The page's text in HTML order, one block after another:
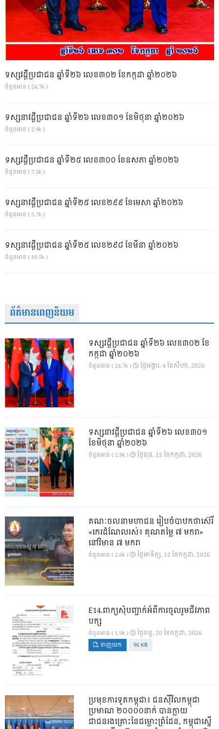
ទស្សវដ្តីប្រជាជន ឆ្នាំទី២៦ លេខ៣០២ ខែកក្កដា ឆ្នាំ២០២៦
ចំនួនអាន ( 24.7k )
ទស្សនាវដ្ដីប្រជាជន ឆ្នាំទី២៦ លេខ៣០១ ខែមិថុនា ឆ្នាំ២០២៦
ចំនួនអាន ( 2.9k )
ទស្សវដ្តីប្រជាជន ឆ្នាំទី២៥ លេខ៣០០ ខែឧសភា ឆ្នាំ២០២៦
ចំនួនអាន ( 7.5k )
ទស្សនាវដ្ដីប្រជាជន ឆ្នាំទី២៥ លេខ២៩៩ ខែមេសា ឆ្នាំ២០២៦
ចំនួនអាន ( 5.7k )
ទស្សនាវដ្ដីប្រជាជន ឆ្នាំទី២៥ លេខ២៩៨ ខែមីនា ឆ្នាំ២០២៦
ចំនួនអាន ( 10.5k )
ព័ត៌មានពេញនិយម
ទស្សវដ្តីប្រជាជន ឆ្នាំទី២៦ លេខ៣០២ ខែ
កក្កដា ឆ្នាំ២០២៦
ចំនួនអាន ( 24.7k ) ថ្ងៃ​អង្គារ, 4 ខែ​សីហា, 2026
ទស្សនាវដ្ដីប្រជាជន ឆ្នាំទី២៦ លេខ៣០១
ខែមិថុនា ឆ្នាំ២០២៦
ចំនួនអាន ( 2.9k ) ថ្ងៃ​ពុធ, 15 ខែ​កក្កដា, 2026
គណៈចលនាមហាជន រៀបចំបាឋកថាស៊េរី
«កេរដំណែលរស់៖ គុណតម្លៃ ៧ មករា»
នៅវិមាន ៧ មករា
ចំនួនអាន ( 2.6k ) ថ្ងៃ​អាទិត្យ, 12 ខែ​កក្កដា, 2026
E14.ពាក្យសុំបញ្ជាក់អំពីការចូលរួមជីវភាព
បក្ស
ចំនួនអាន ( 1.9k ) ថ្ងៃ​ចន្ទ, 20 ខែ​កក្កដា, 2026
ទាញយក 96 KB
ប្រមុខការទូតកម្ពុជា៖ ជនស៊ីវិលកម្ពុជា
ប្រមាណ ២០០០០នាក់ បានក្លាយ
ជាជនរងគ្រោះនៃជម្លោះព្រំដែន, កម្ពុជាស្នើ